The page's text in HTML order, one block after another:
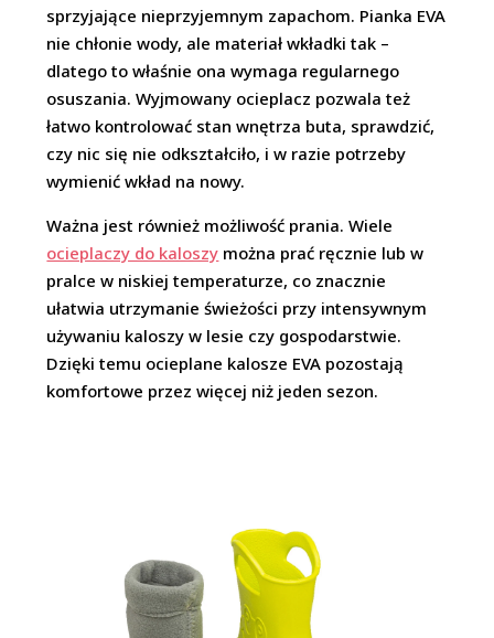
sprzyjające nieprzyjemnym zapachom. Pianka EVA
nie chłonie wody, ale materiał wkładki tak –
dlatego to właśnie ona wymaga regularnego
osuszania. Wyjmowany ocieplacz pozwala też
łatwo kontrolować stan wnętrza buta, sprawdzić,
czy nic się nie odkształciło, i w razie potrzeby
wymienić wkład na nowy.
Ważna jest również możliwość prania. Wiele
ocieplaczy do kaloszy można prać ręcznie lub w
pralce w niskiej temperaturze, co znacznie
ułatwia utrzymanie świeżości przy intensywnym
używaniu kaloszy w lesie czy gospodarstwie.
Dzięki temu ocieplane kalosze EVA pozostają
komfortowe przez więcej niż jeden sezon.